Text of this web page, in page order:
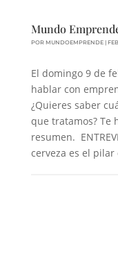
Mundo
POR MUNDOEMPRENDE|
El domingo 9 de
hablar con
¿Quieres saber
que tratamos? Te
resumen.
cerveza es el pilar